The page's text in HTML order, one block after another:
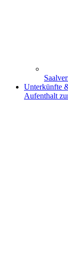
Unterkünfte
Aufenthalt